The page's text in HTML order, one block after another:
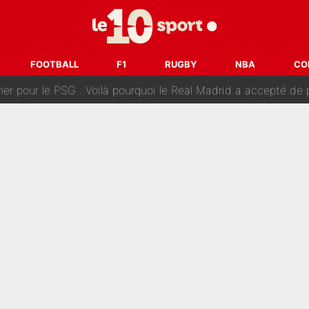
FOOTBALL F1 RUGBY NBA
transfert à l'OM, Quinten Timber raconte ses doutes
le transfert de Max Verstappen qui pourrait «faire des
le PSG : Voilà pourquoi le Real Madrid a accepté de payer la somme